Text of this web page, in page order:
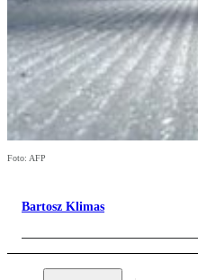
Foto: AFP
Bartosz Klimas